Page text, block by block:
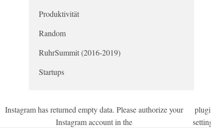
Produktivität
Random
RuhrSummit (2016-2019)
Startups
Instagram has returned empty data. Please authorize your
Instagram account in the
plugin
settings